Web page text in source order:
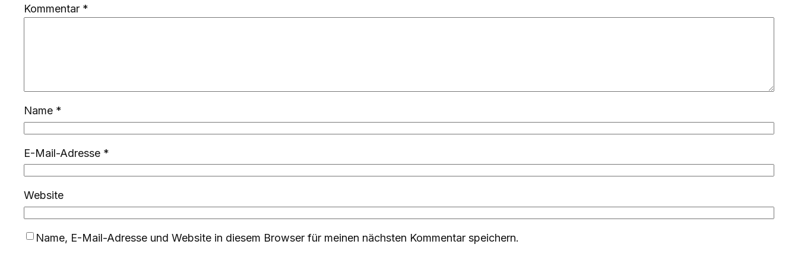
Kommentar *
Name *
E-Mail-Adresse *
Website
Name, E-Mail-Adresse und Website in diesem Browser für meinen nächsten Kommentar speichern.